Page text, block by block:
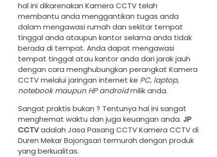
hal ini dikarenakan Kamera CCTV telah
membantu anda menggantikan tugas anda
dalam mengawasi rumah dan sekitar tempat
tinggal anda ataupun kantor selama anda tidak
berada di tempat. Anda dapat mengawasi
tempat tinggal atau kantor anda dari jarak jauh
dengan cara menghubungkan perangkat Kamera
CCTV melalui jaringan internet ke PC, laptop,
notebook maupun HP androidmilik anda.
Sangat praktis bukan ? Tentunya hal ini sangat
menghemat waktu dan juga keuangan anda. JP
CCTVadalah Jasa Pasang CCTV Kamera CCTV di
Duren Mekar Bojongsari termurah dengan produk
yang berkualitas.